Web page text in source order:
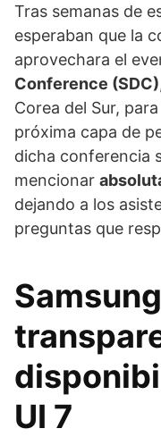
Tras semanas de
esperaban que la
aprovechara el
Conference (SDC)
Corea del Sur,
próxima capa de
dicha conferencia
mencionar
dejando a los
preguntas que
UI 7